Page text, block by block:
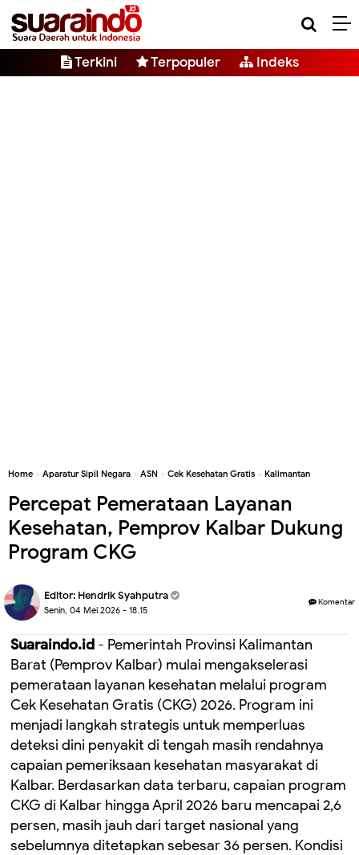
Terkini Terpopuler Indeks
Home » Aparatur Sipil Negara » ASN » Cek Kesehatan Gratis » Kalimantan
Percepat Pemerataan Layanan
Kesehatan, Pemprov Kalbar Dukung
Program CKG
Editor: Hendrik Syahputra
Senin, 04 Mei 2026 - 18.15
Komentar
Suaraindo.id - Pemerintah Provinsi Kalimantan
Barat (Pemprov Kalbar) mulai mengakselerasi
pemerataan layanan kesehatan melalui program
Cek Kesehatan Gratis (CKG) 2026. Program ini
menjadi langkah strategis untuk memperluas
deteksi dini penyakit di tengah masih rendahnya
capaian pemeriksaan kesehatan masyarakat di
Kalbar. Berdasarkan data terbaru, capaian program
CKG di Kalbar hingga April 2026 baru mencapai 2,6
persen, masih jauh dari target nasional yang
sebelumnya ditetapkan sebesar 36 persen. Kondisi